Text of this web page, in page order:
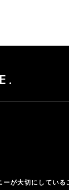
が大切にしている